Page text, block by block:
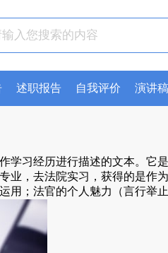
述职报告 自我评价 演讲稿
习经历进行描述的文本。它
业，去法院实习，获得的是
；法官的个人魅力（言行举